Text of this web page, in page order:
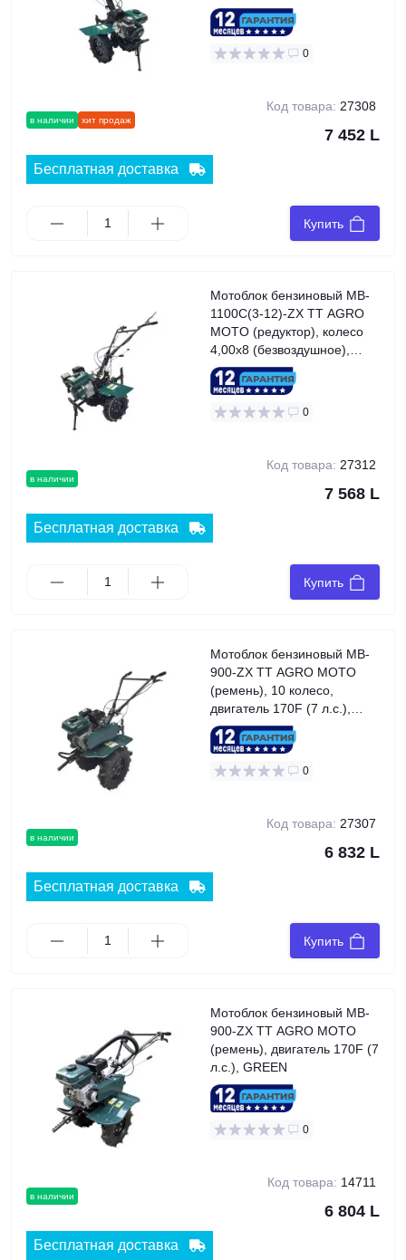
в наличии хит продаж
л.с.), GREEN
0
Код товара: 27308
7 452 L
Бесплатная доставка
Купить
в наличии
Мотоблок бензиновый MB-
1100С(3-12)-ZX TT AGRO
MOTO (редуктор), колесо
4,00x8 (безвоздушное),
двигатель 170F (7 л.с.),
GREEN
0
Код товара: 27312
7 568 L
Бесплатная доставка
Купить
в наличии
Мотоблок бензиновый MB-
900-ZX TT AGRO MOTO
(ремень), 10 колесо,
двигатель 170F (7 л.с.),
GREEN
0
Код товара: 27307
6 832 L
Бесплатная доставка
Купить
в наличии
Мотоблок бензиновый MB-
900-ZX TT AGRO MOTO
(ремень), двигатель 170F (7
л.с.), GREEN
0
Код товара: 14711
6 804 L
Бесплатная доставка